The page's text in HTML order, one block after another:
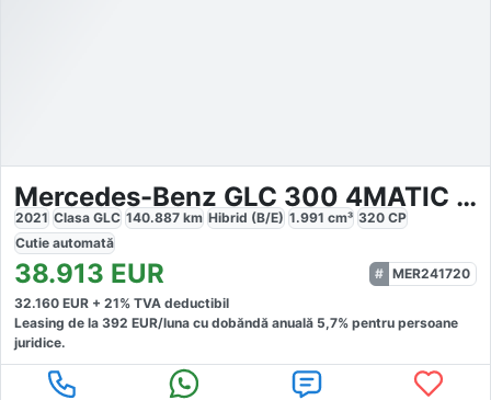
Mercedes-Benz GLC 300 4MATIC Designo
2021 Clasa GLC 140.887 km Hibrid (B/E) 1.991 cm³ 320 CP
Cutie automată
38.913 EUR
MER241720
32.160 EUR + 21% TVA deductibil
Leasing de la 392 EUR/luna cu dobăndă anuală 5,7% pentru persoane
juridice.